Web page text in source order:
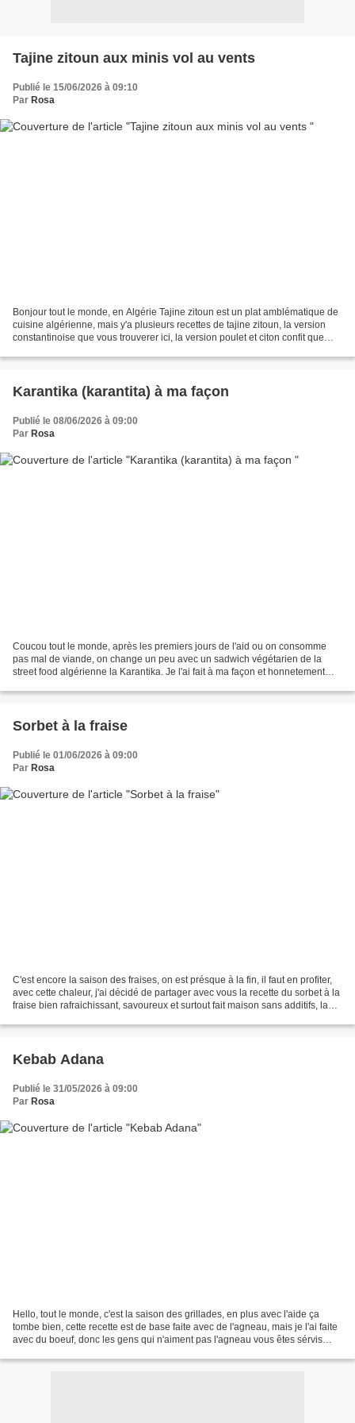
Tajine zitoun aux minis vol au vents
Publié le 15/06/2026 à 09:10
Par Rosa
Bonjour tout le monde, en Algérie Tajine zitoun est un plat amblématique de
cuisine algérienne, mais y'a plusieurs recettes de tajine zitoun, la version
constantinoise que vous trouverer ici, la version poulet et citon confit que
Karantika (karantita) à ma façon
Publié le 08/06/2026 à 09:00
Par Rosa
Coucou tout le monde, après les premiers jours de l'aid ou on consomme
pas mal de viande, on change un peu avec un sadwich végétarien de la
street food algérienne la Karantika. Je l'ai fait à ma façon et honnetement
Sorbet à la fraise
Publié le 01/06/2026 à 09:00
Par Rosa
C'est encore la saison des fraises, on est présque à la fin, il faut en profiter,
avec cette chaleur, j'ai décidé de partager avec vous la recette du sorbet à la
fraise bien rafraichissant, savoureux et surtout fait maison sans additifs, la
Kebab Adana
Publié le 31/05/2026 à 09:00
Par Rosa
Hello, tout le monde, c'est la saison des grillades, en plus avec l'aide ça
tombe bien, cette recette est de base faite avec de l'agneau, mais je l'ai faite
avec du boeuf, donc les gens qui n'aiment pas l'agneau vous êtes sérvis